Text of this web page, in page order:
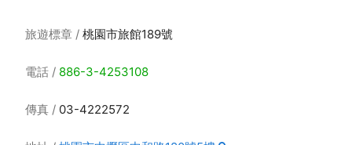
旅遊標章 桃園市旅館189號
電話 886-3-4253108
傳真 03-4222572